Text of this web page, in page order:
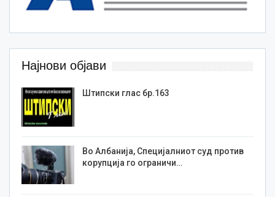
Најнови објави
Штипски глас бр.163
Во Албанија, Специјалниот суд против
корупција го ограничи…